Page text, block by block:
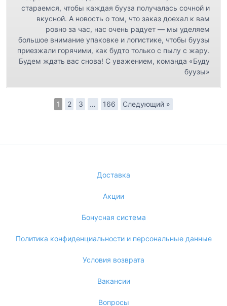
стараемся, чтобы каждая бууза получалась сочной и
вкусной. А новость о том, что заказ доехал к вам
ровно за час, нас очень радует — мы уделяем
большое внимание упаковке и логистике, чтобы буузы
приезжали горячими, как будто только с пылу с жару.
Будем ждать вас снова! С уважением, команда «Буду
буузы»
1 2 3 … 166 Следующий »
Доставка
Акции
Бонусная система
Политика конфиденциальности и персональные данные
Условия возврата
Вакансии
Вопросы